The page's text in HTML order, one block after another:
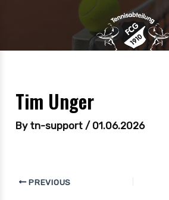
Tim Unger
By tn-support / 01.06.2026
PREVIOUS